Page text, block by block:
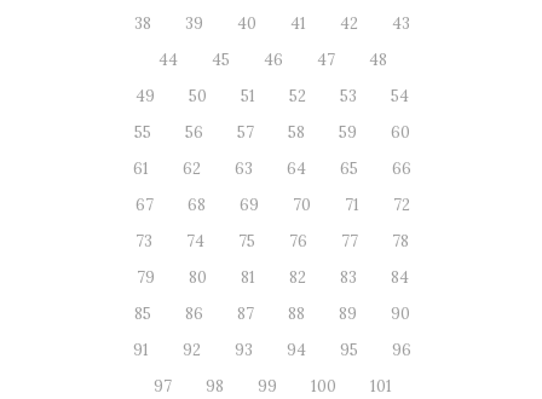
38
39 40 41 42
43
44
45 46 47
48
49
50 51 52 53
54
55
56 57 58 59
60
61
62 63 64 65
66
67
68 69 70 71
72
73
74 75 76 77
78
79
80 81 82 83
84
85
86 87 88 89
90
91
92 93 94 95
96
97
98 99 100
101